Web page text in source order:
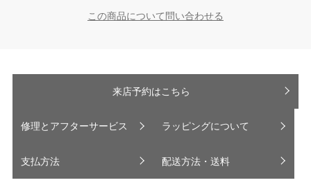
この商品について問い合わせる
来店予約はこちら
修理とアフターサービス ラッピングについて
支払方法 配送方法・送料